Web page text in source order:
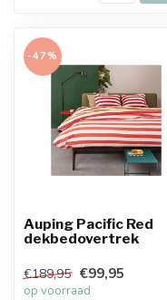
-47%
Auping Pacific Red
dekbedovertrek
€189,95 €99,95
op voorraad